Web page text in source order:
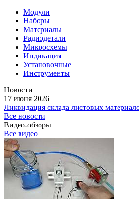
Модули
Наборы
Материалы
Радиодетали
Микросхемы
Индикация
Установочные
Инструменты
Новости
17 июня 2026
Ликвидация склада листовых
Все новости
Видео-обзоры
Все видео